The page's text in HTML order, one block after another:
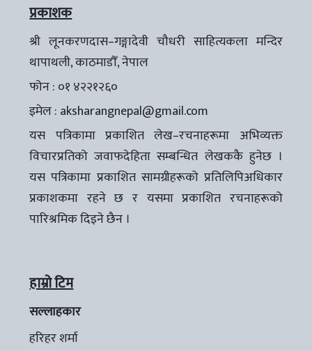
प्रकाशक
श्री लूनकरणदास–गङ्गादेवी चौधरी साहित्यकला मन्दिर
थापाथली, काठमाडौँ, नेपाल
फोन : ०१ ४२२१२६०
इमेल : aksharangnepal@gmail.com
यस पत्रिकामा प्रकाशित लेख–रचनाहरूमा अभिव्यक्त
विचारप्रतिको जवाफदेहिता सम्बन्धित लेखककै हुनेछ ।
यस पत्रिकामा प्रकाशित सामग्रीहरूको प्रतिलिपिअधिकार
प्रकाशकमा रहने छ र यसमा प्रकाशित रचनाहरूको
पारिश्रमिक दिइने छैन ।
हाम्रो टिम
सल्लाहकार
हरिहर शर्मा